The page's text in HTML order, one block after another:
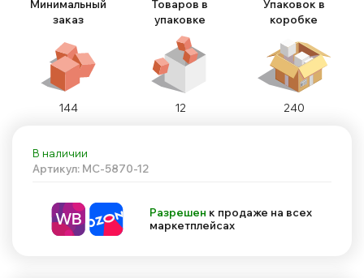
В наличии
Артикул: MC-5870-12
Разрешен к продаже на всех
маркетплейсах
Минимальный
заказ
Товаров в
упаковке
Упаковок в
коробке
144 12 240